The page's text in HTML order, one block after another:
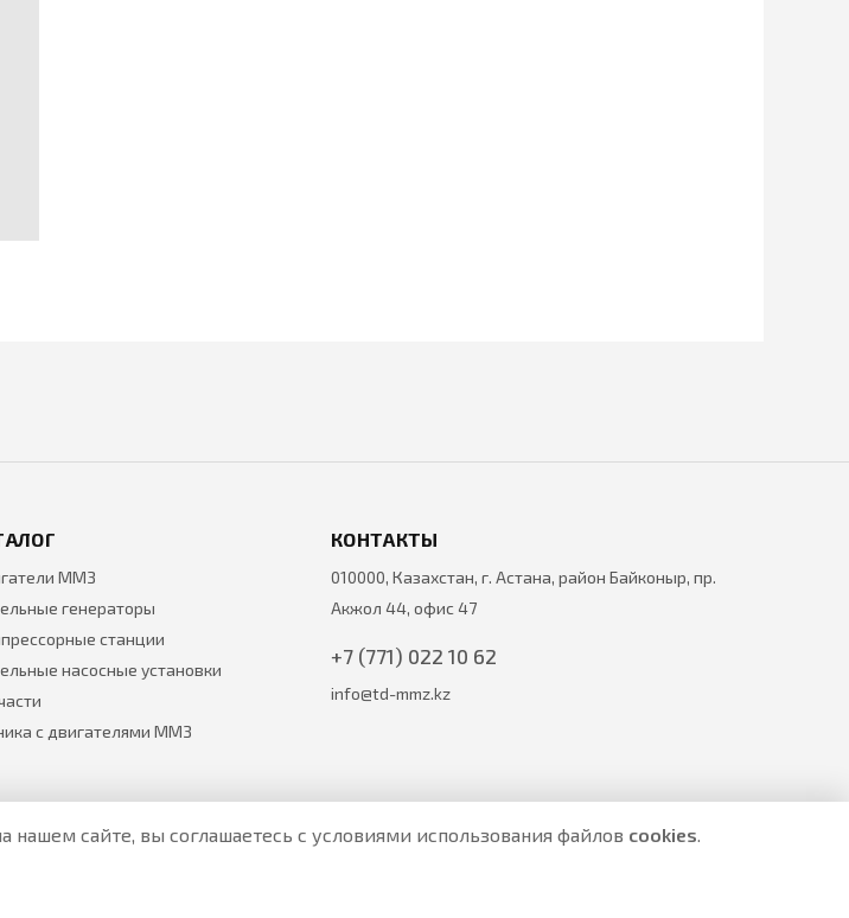
ММЗ
генераторы
станции
насосные установки
с двигателями ММЗ
КОНТАКТЫ
010000, Казахстан, г. Астана, район Байконыр, пр.
Акжол 44, офис 47
+7 (771) 022 10 62
info@td-mmz.kz
нашем сайте, вы соглашаетесь с условиями использования файлов cookies.